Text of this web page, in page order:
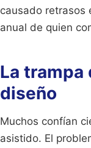
causado retrasos
anual de quien
La trampa
diseño
Muchos confían
asistido. El